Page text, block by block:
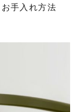
手入れ方法